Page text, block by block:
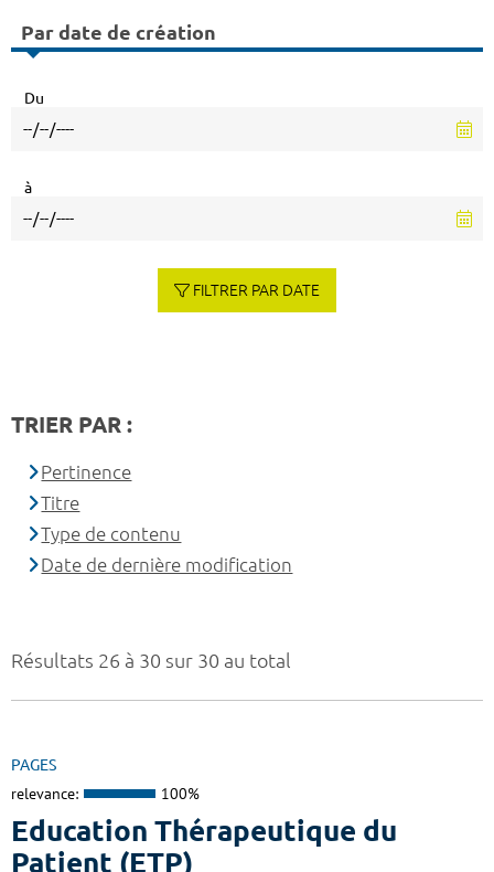
Résultats 26 à 30 sur 30 au total
PAGES
relevance: 100%
Education Thérapeutique du
Patient (ETP)
Par date de création
Du
à
FILTRER PAR DATE
TRIER PAR :
Pertinence
Titre
Type de contenu
Date de dernière modification